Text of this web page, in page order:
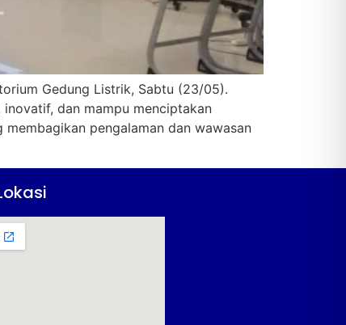
Gedung Listrik, Sabtu (23/05).
dan mampu menciptakan
pengalaman dan wawasan